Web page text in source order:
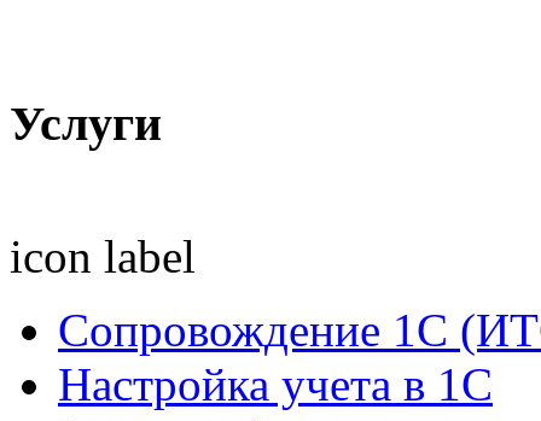
Услуги
icon label
Сопровождение 1С
Настройка учета в 1С